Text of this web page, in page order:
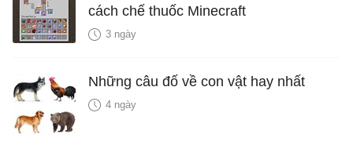
cách chế thuốc Minecraft
3 ngày
Những câu đố về con vật hay nhất
4 ngày